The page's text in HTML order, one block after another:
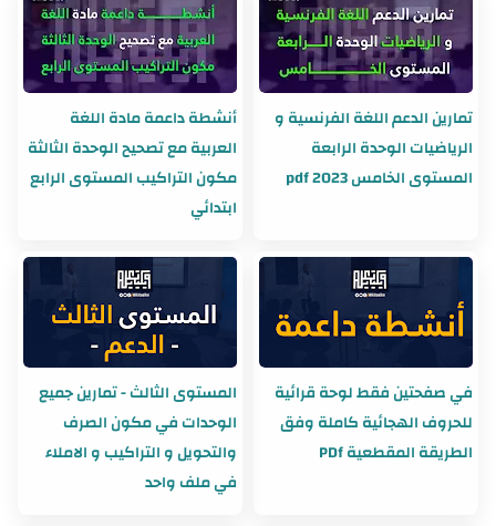
تمارين الدعم اللغة الفرنسية و
الرياضيات الوحدة الرابعة
المستوى الخامس 2023 pdf
أنشطة داعمة مادة اللغة
العربية مع تصحيح الوحدة الثالثة
مكون التراكيب المستوى الرابع
ابتدائي
في صفحتين فقط لوحة قرائية
للحروف الهجائية كاملة وفق
الطريقة المقطعية PDf
المستوى الثالث - تمارين جميع
الوحدات في مكون الصرف
والتحويل و التراكيب و الاملاء
في ملف واحد